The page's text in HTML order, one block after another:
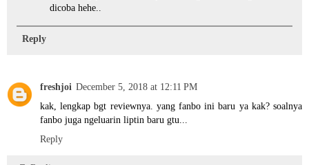
dicoba hehe..
Reply
freshjoi December 5, 2018 at 12:11 PM
kak, lengkap bgt reviewnya. yang fanbo ini baru ya kak? soalnya
fanbo juga ngeluarin liptin baru gtu...
Reply